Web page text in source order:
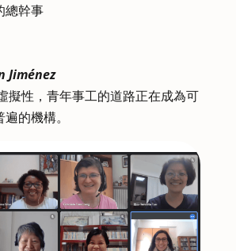
總幹事
Jiménez
擬性，青年事工的道路正在成為可
的機構。